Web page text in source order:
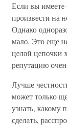
Если вы имеете
произвести на
Однако
мало. Это еще
целой цепочки
репутацию
Лучше
может только
узнать, какому
сделать,